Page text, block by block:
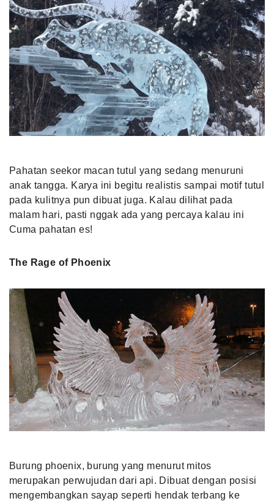
Pahatan seekor macan tutul yang sedang menuruni
anak tangga. Karya ini begitu realistis sampai motif tutul
pada kulitnya pun dibuat juga. Kalau dilihat pada
malam hari, pasti nggak ada yang percaya kalau ini
Cuma pahatan es!
The Rage of Phoenix
Burung phoenix, burung yang menurut mitos
merupakan perwujudan dari api. Dibuat dengan posisi
mengembangkan sayap seperti hendak terbang ke